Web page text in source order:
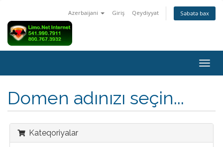
Azerbaijani Giriş Qeydiyyat Səbətə bax
keçid
Domen adınızı seçin...
Kateqoriyalar